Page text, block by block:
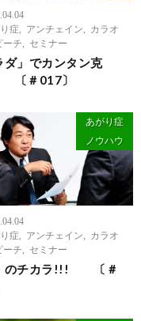
症
アンチェイン
カラオ
ーチ セミナー
ダ」でカンタン克
＃017〕
あがり症
ノウハウ
症
アンチェイン
カラオ
ーチ セミナー
のチカラ!!! 〔＃